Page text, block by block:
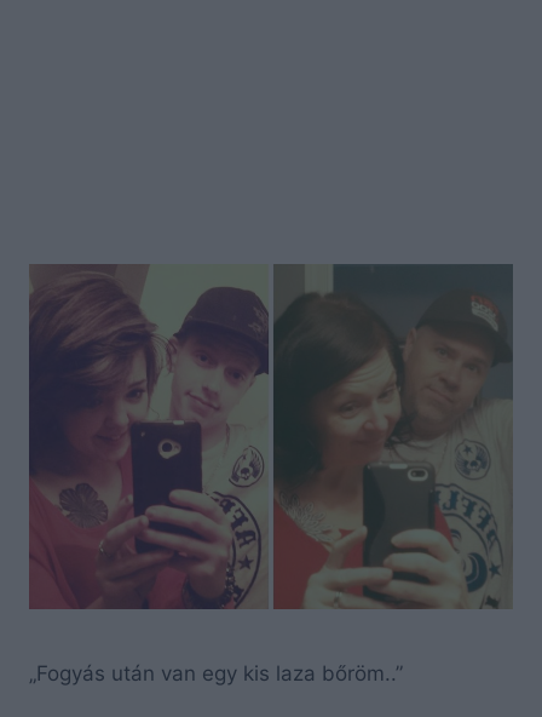
„Fogyás után van egy kis laza bőröm..”